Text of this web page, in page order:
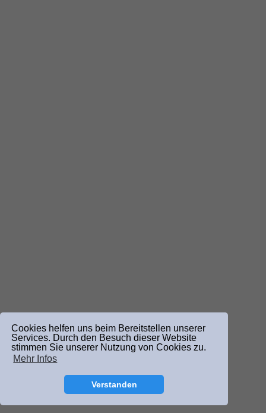
Cookies helfen uns beim Bereitstellen unserer
Services. Durch den Besuch dieser Website
stimmen Sie unserer Nutzung von Cookies zu.
Mehr Infos
Verstanden